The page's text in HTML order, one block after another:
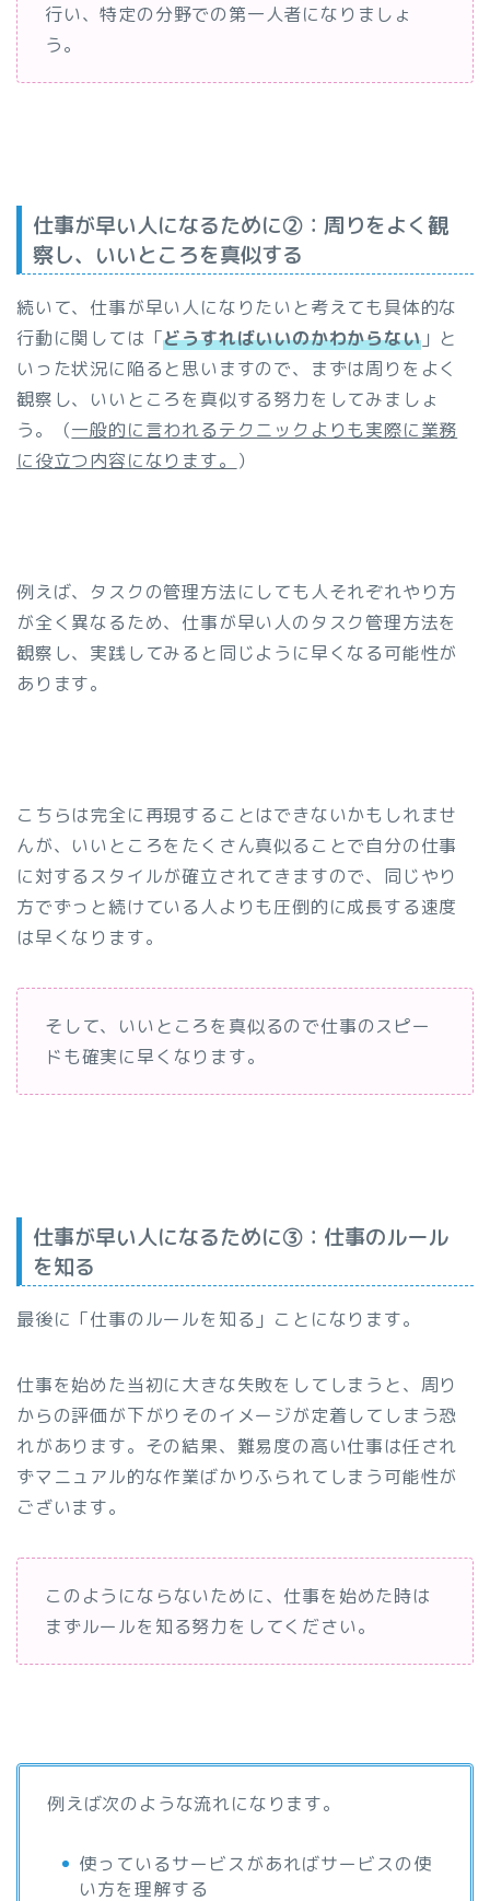
行い、特定の分野での第一人者になりましょ
う。
仕事が早い人になるために②：周りをよく観
察し、いいところを真似する
続いて、仕事が早い人になりたいと考えても具体的な
行動に関しては「どうすればいいのかわからない」と
いった状況に陥ると思いますので、まずは周りをよく
観察し、いいところを真似する努力をしてみましょ
う。（一般的に言われるテクニックよりも実際に業務
に役立つ内容になります。 ）
例えば、タスクの管理方法にしても人それぞれやり方
が全く異なるため、仕事が早い人のタスク管理方法を
観察し、実践してみると同じように早くなる可能性が
あります。
こちらは完全に再現することはできないかもしれませ
んが、いいところをたくさん真似ることで自分の仕事
に対するスタイルが確立されてきますので、同じやり
方でずっと続けている人よりも圧倒的に成長する速度
は早くなります。
そして、いいところを真似るので仕事のスピー
ドも確実に早くなります。
仕事が早い人になるために③：仕事のルール
を知る
最後に「仕事のルールを知る」ことになります。
仕事を始めた当初に大きな失敗をしてしまうと、周り
からの評価が下がりそのイメージが定着してしまう恐
れがあります。その結果、難易度の高い仕事は任され
ずマニュアル的な作業ばかりふられてしまう可能性が
ございます。
このようにならないために、仕事を始めた時は
まずルールを知る努力をしてください。
例えば次のような流れになります。
使っているサービスがあればサービスの使
い方を理解する